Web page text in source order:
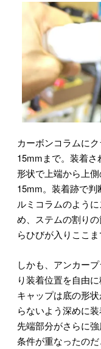
カーボンコラムに
15mmまで。装着
形状で上端から上
15mm。装着跡で
ルミコラムのよう
め、ステムの割り
らひびが入りここ
しかも、アンカー
り装着位置を自由
キャップは底の形
らないよう深めに
先端部分がさらに
条件が重なったの